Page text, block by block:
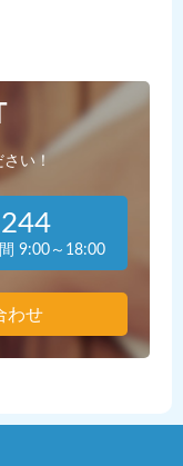
い！
9:00～18:00
わせ